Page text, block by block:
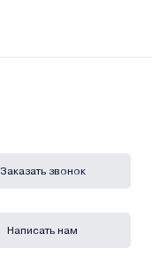
Заказать звонок
Написать нам